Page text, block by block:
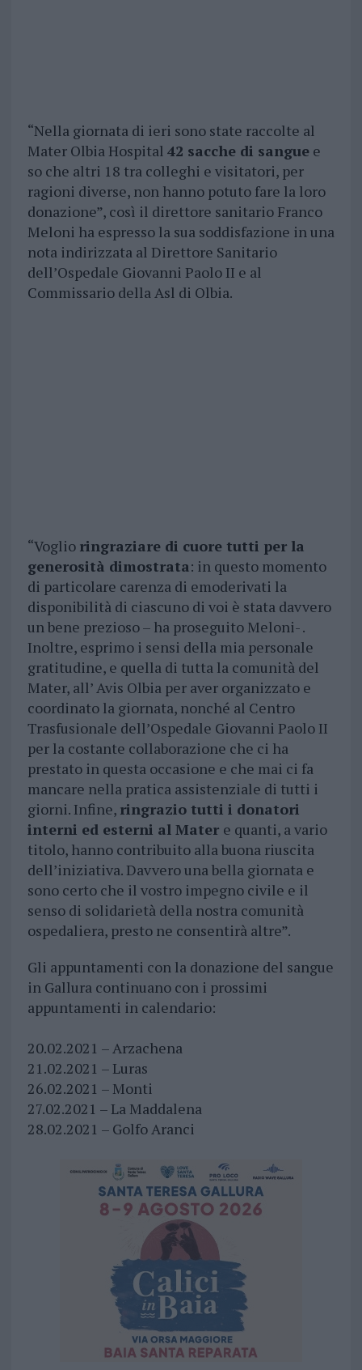
“Nella giornata di ieri sono state raccolte al
Mater Olbia Hospital 42 sacche di sanguee
so che altri 18 tra colleghi e visitatori, per
ragioni diverse, non hanno potuto fare la loro
donazione”, così il direttore sanitario Franco
Meloni ha espresso la sua soddisfazione in una
nota indirizzata al Direttore Sanitario
dell’Ospedale Giovanni Paolo II e al
Commissario della Asl di Olbia.
“Voglio ringraziare di cuore tutti per la
generosità dimostrata: in questo momento
di particolare carenza di emoderivati la
disponibilità di ciascuno di voi è stata davvero
un bene prezioso – ha proseguito Meloni- .
Inoltre, esprimo i sensi della mia personale
gratitudine, e quella di tutta la comunità del
Mater, all’ Avis Olbia per aver organizzato e
coordinato la giornata, nonché al Centro
Trasfusionale dell’Ospedale Giovanni Paolo II
per la costante collaborazione che ci ha
prestato in questa occasione e che mai ci fa
mancare nella pratica assistenziale di tutti i
giorni. Infine, ringrazio tutti i donatori
interni ed esterni al Mater e quanti, a vario
titolo, hanno contribuito alla buona riuscita
dell’iniziativa. Davvero una bella giornata e
sono certo che il vostro impegno civile e il
senso di solidarietà della nostra comunità
ospedaliera, presto ne consentirà altre”.
Gli appuntamenti con la donazione del sangue
in Gallura continuano con i prossimi
appuntamenti in calendario:
20.02.2021 – Arzachena
21.02.2021 – Luras
26.02.2021 – Monti
27.02.2021 – La Maddalena
28.02.2021 – Golfo Aranci